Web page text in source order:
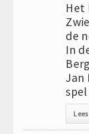
Het
de
In
Jan